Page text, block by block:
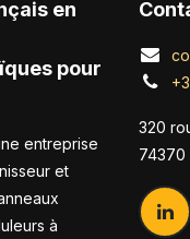
en
pour
entreprise
et
à
320
74370